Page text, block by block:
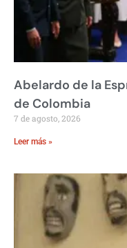
Abelardo de la
de Colombia
7 de agosto, 2026
Leer más »